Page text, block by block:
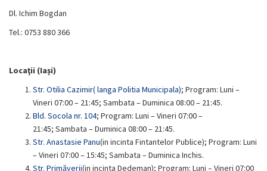
Dl. Ichim Bogdan
Tel.: 0753 880 366
Locaţii (Iași)
Str. Otilia Cazimir( langa Politia Municipala); Program: Luni –
Vineri 07:00 – 21:45; Sambata – Duminica 08:00 – 21:45.
Bld. Socola nr. 104; Program: Luni – Vineri 07:00 –
21:45; Sambata – Duminica 08:00 – 21:45.
Str. Anastasie Panu(in incinta Fintantelor Publice); Program: Luni
– Vineri 07:00 – 15:45; Sambata – Duminica Inchis.
Str. Primăverii(in incinta Dedeman); Program: Luni – Vineri 07:00